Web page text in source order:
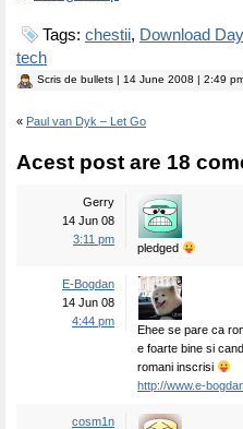
Tags: chestii, Download Day
tech
Scris de bullets | 14 June 2008 | 2:49
« Paul van Dyk – Let Go
Acest post are 18
Gerry
14 Jun 08
3:11 pm
pledged
E-Bogdan
14 Jun 08
4:44 pm
Ehee se pare ca
e foarte bine si
romani inscrisi
http://www.e-
cosm1n